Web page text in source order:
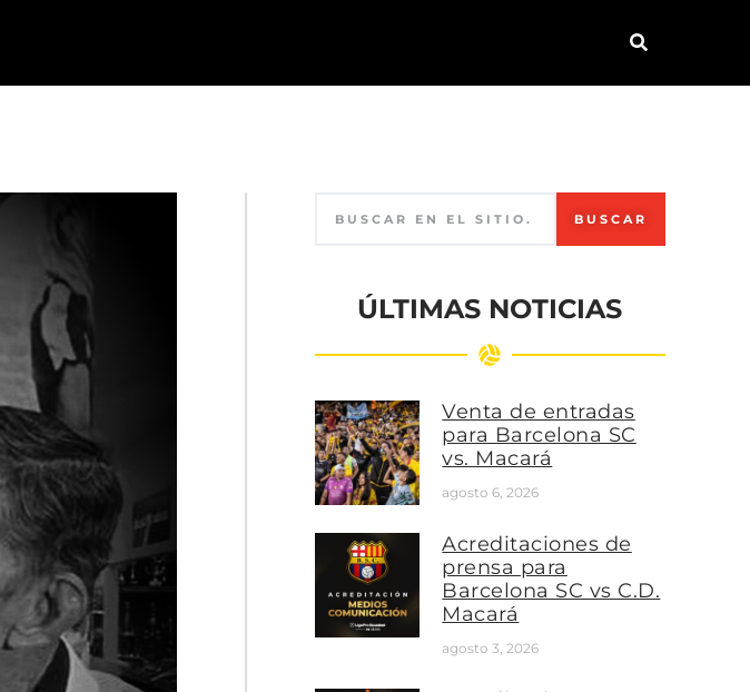
BUSCAR
ÚLTIMAS NOTICIAS
Venta de entradas
para Barcelona SC
vs. Macará
agosto 6, 2026
Acreditaciones de
prensa para
Barcelona SC vs C.D.
Macará
agosto 3, 2026